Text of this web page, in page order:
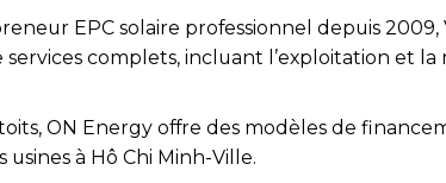
EPC solaire professionnel depuis 2009,
complets, incluant l’exploitation et la
ON Energy offre des modèles de
à Hô Chi Minh-Ville.